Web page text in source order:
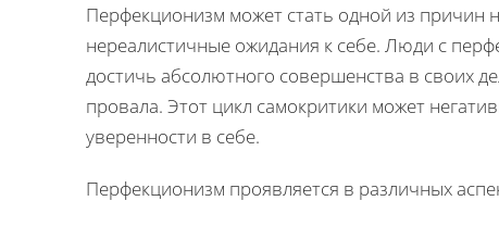
Перфекционизм может стать одной из причин
нереалистичные ожидания к себе. Люди с
достичь абсолютного совершенства в своих
провала. Этот цикл самокритики может
уверенности в себе.
Перфекционизм проявляется в различных